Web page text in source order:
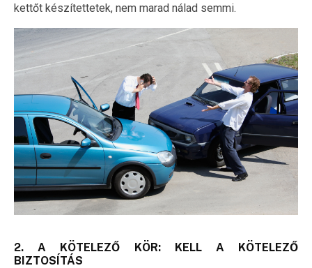
kettőt készítettetek, nem marad nálad semmi.
2. A KÖTELEZŐ KÖR: KELL A KÖTELEZŐ
BIZTOSÍTÁS